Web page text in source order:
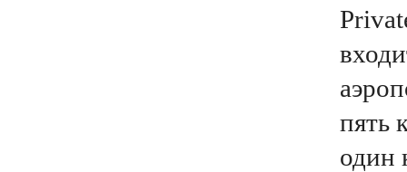
пять
один